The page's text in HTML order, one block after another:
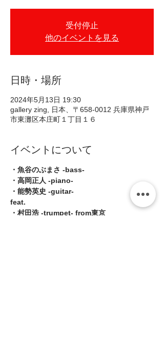
受付停止
他のイベントを見る
日時・場所
2024年5月13日 19:30
gallery zing, 日本、〒658-0012 兵庫県神戸
市東灘区本庄町１丁目１６
イベントについて
・魚谷のぶまさ -bass-
・高岡正人 -piano-
・能勢英史 -guitar-
feat.
・村田浩 -trumpet- from東京